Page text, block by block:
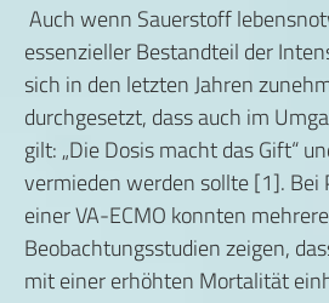
Auch wenn Sauerstoff
essenzieller Bestandteil der
sich in den letzten Jahren
durchgesetzt, dass auch im
gilt: „Die Dosis macht das Gift“
vermieden werden sollte [1].
einer VA-ECMO konnten mehrere
Beobachtungsstudien zeigen,
mit einer erhöhten Mortalität